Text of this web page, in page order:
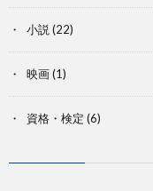
小説(22)
映画(1)
資格・検定 (6)